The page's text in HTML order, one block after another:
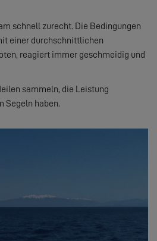
schnell zurecht. Die Bedingungen
einer durchschnittlichen
reagiert immer geschmeidig und
sammeln, die Leistung
Segeln haben.